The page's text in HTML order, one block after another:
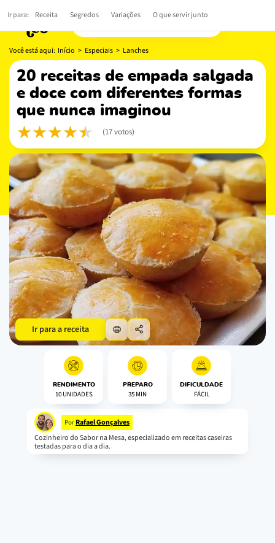
Você está aqui: Início > Especiais > Lanches
20 receitas de empada salgada
e doce com diferentes formas
que nunca imaginou
(17 votos)
Ir para a receita
RENDIMENTO
10 UNIDADES
PREPARO
35 MIN
DIFICULDADE
FÁCIL
Por Rafael Gonçalves
Cozinheiro do Sabor na Mesa, especializado em receitas caseiras
testadas para o dia a dia.
Ir para: Receita Segredos Variações O que servir junto